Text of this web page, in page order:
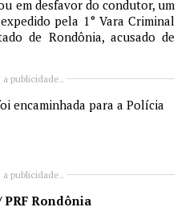
em desfavor do condutor, um
pela 1° Vara Criminal
de Rondônia, acusado de
publicidade..
encaminhada para a Polícia
publicidade..
Rondônia